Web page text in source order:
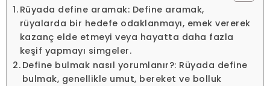
Rüyada define aramak: Define aramak,
rüyalarda bir hedefe odaklanmayı, emek vererek
kazanç elde etmeyi veya hayatta daha fazla
keşif yapmayı simgeler.
Define bulmak nasıl yorumlanır?: Rüyada define
bulmak, genellikle umut, bereket ve bolluk